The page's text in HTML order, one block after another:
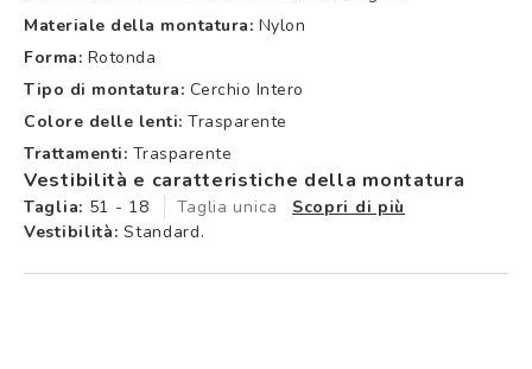
Materiale della montatura: Nylon
Forma: Rotonda
Tipo di montatura: Cerchio Intero
Colore delle lenti: Trasparente
Trattamenti: Trasparente
Vestibilità e caratteristiche della montatura
Taglia: 51 - 18 Taglia unica
Scopri di più
Vestibilità: Standard.